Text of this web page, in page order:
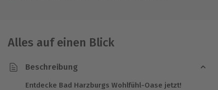
Alles auf einen Blick
Beschreibung
Entdecke Bad Harzburgs Wohlfühl-Oase jetzt!